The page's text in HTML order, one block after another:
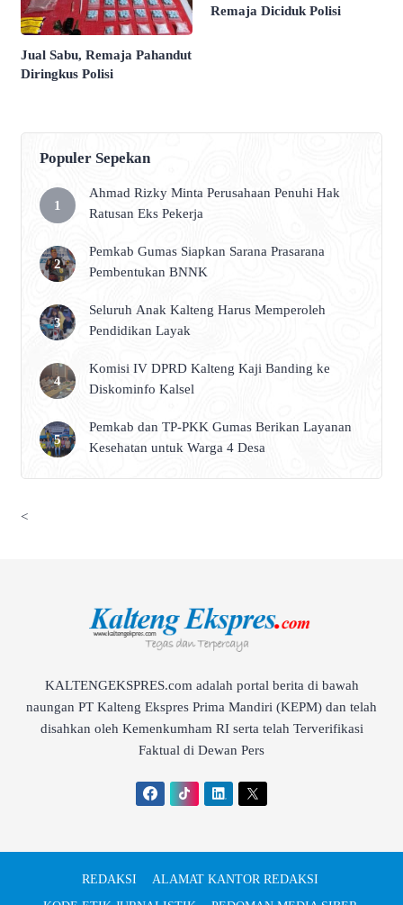
Jual Sabu, Remaja Pahandut
Diringkus Polisi
Remaja Diciduk Polisi
Populer Sepekan
Ahmad Rizky Minta Perusahaan Penuhi Hak
Ratusan Eks Pekerja
Pemkab Gumas Siapkan Sarana Prasarana
Pembentukan BNNK
Seluruh Anak Kalteng Harus Memperoleh
Pendidikan Layak
Komisi IV DPRD Kalteng Kaji Banding ke
Diskominfo Kalsel
Pemkab dan TP-PKK Gumas Berikan Layanan
Kesehatan untuk Warga 4 Desa
<
KALTENGEKSPRES.com adalah portal berita di bawah
naungan PT Kalteng Ekspres Prima Mandiri (KEPM) dan telah
disahkan oleh Kemenkumham RI serta telah Terverifikasi
Faktual di Dewan Pers
REDAKSI
ALAMAT KANTOR REDAKSI